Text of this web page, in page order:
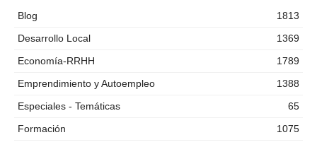
Blog
1813
Desarrollo Local
1369
Economía-RRHH
1789
Emprendimiento y Autoempleo
1388
Especiales - Temáticas
65
Formación
1075